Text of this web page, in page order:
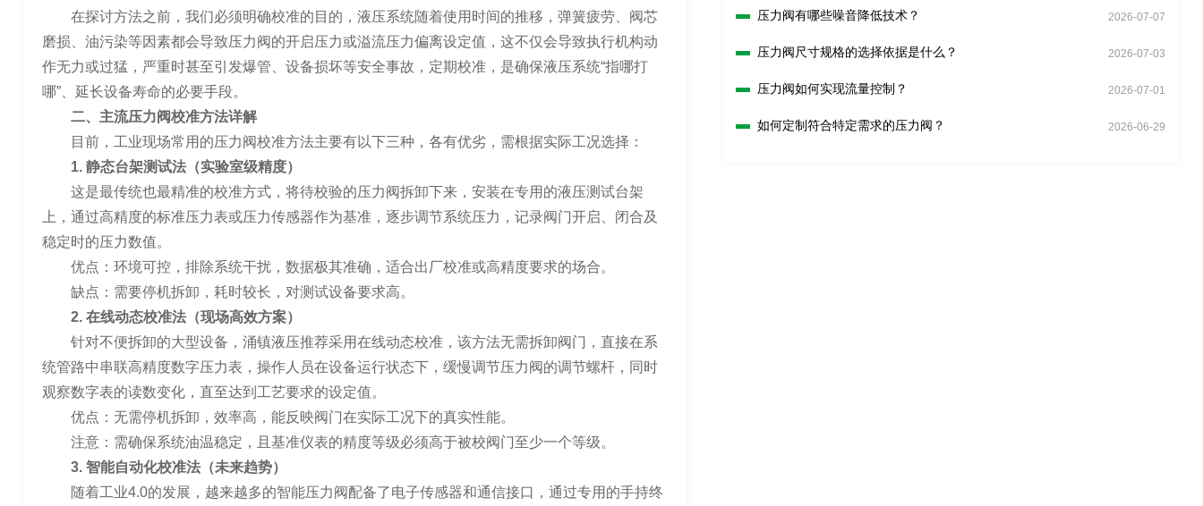
在探讨方法之前，我们必须明确校准的目的，液压系统随着使用时间的推移，弹簧疲劳、阀芯
磨损、油污染等因素都会导致压力阀的开启压力或溢流压力偏离设定值，这不仅会导致执行机构动
作无力或过猛，严重时甚至引发爆管、设备损坏等安全事故，定期校准，是确保液压系统“指哪打
哪”、延长设备寿命的必要手段。
二、主流压力阀校准方法详解
目前，工业现场常用的压力阀校准方法主要有以下三种，各有优劣，需根据实际工况选择：
1. 静态台架测试法（实验室级精度）
这是最传统也最精准的校准方式，将待校验的压力阀拆卸下来，安装在专用的液压测试台架
上，通过高精度的标准压力表或压力传感器作为基准，逐步调节系统压力，记录阀门开启、闭合及
稳定时的压力数值。
优点：环境可控，排除系统干扰，数据极其准确，适合出厂校准或高精度要求的场合。
缺点：需要停机拆卸，耗时较长，对测试设备要求高。
2. 在线动态校准法（现场高效方案）
针对不便拆卸的大型设备，涌镇液压推荐采用在线动态校准，该方法无需拆卸阀门，直接在系
统管路中串联高精度数字压力表，操作人员在设备运行状态下，缓慢调节压力阀的调节螺杆，同时
观察数字表的读数变化，直至达到工艺要求的设定值。
优点：无需停机拆卸，效率高，能反映阀门在实际工况下的真实性能。
注意：需确保系统油温稳定，且基准仪表的精度等级必须高于被校阀门至少一个等级。
3. 智能自动化校准法（未来趋势）
随着工业4.0的发展，越来越多的智能压力阀配备了电子传感器和通信接口，通过专用的手持终
压力阀有哪些噪音降低技术？ 2026-07-07
压力阀尺寸规格的选择依据是什么？ 2026-07-03
压力阀如何实现流量控制？ 2026-07-01
如何定制符合特定需求的压力阀？ 2026-06-29